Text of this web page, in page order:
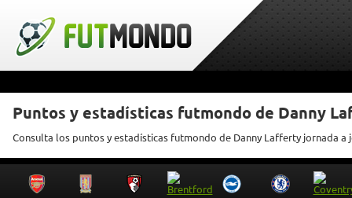
Puntos y estadísticas futmondo de Danny
Consulta los puntos y estadísticas futmondo de Danny Lafferty jornada a